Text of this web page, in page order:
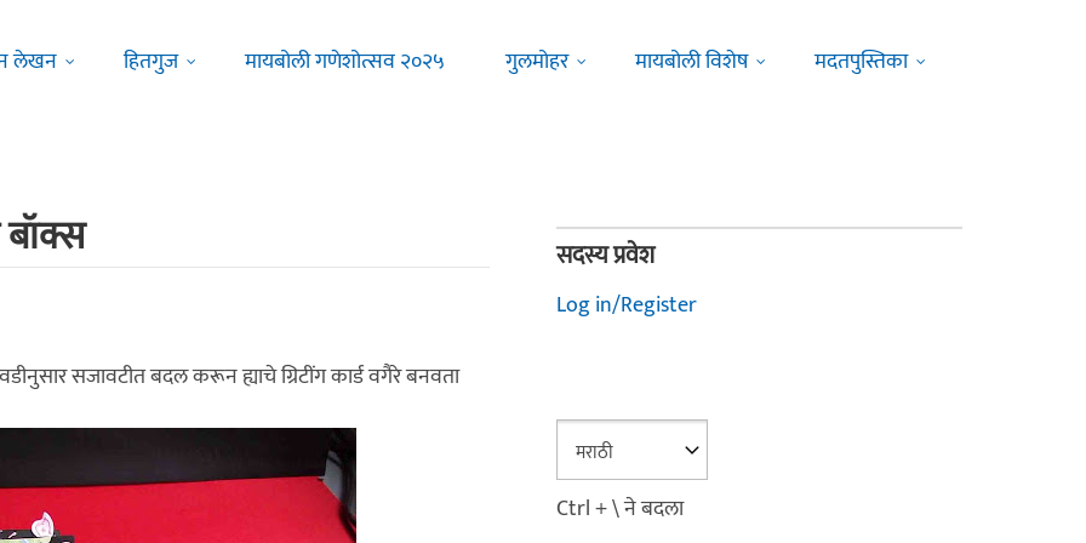
लेखन हितगुज मायबोली गणेशोत्सव २०२५ गुलमोहर मायबोली विशेष मदतपुस्तिका
बॉक्स
सजावटीत बदल करून ह्याचे ग्रिटींग कार्ड वगैरे बनवता
सदस्य प्रवेश
Log in/Register
Ctrl + \ ने बदला